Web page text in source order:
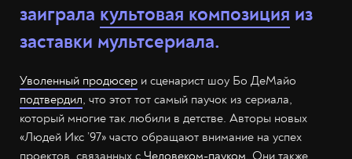
заиграла культовая композиция из
заставки мультсериала.
Уволенный продюсер и сценарист шоу Бо ДеМайо
подтвердил, что этот тот самый паучок из сериала,
который многие так любили в детстве. Авторы новых
«Людей Икс ’97» часто обращают внимание на успех
проектов, связанных с Человеком-пауком. Они также